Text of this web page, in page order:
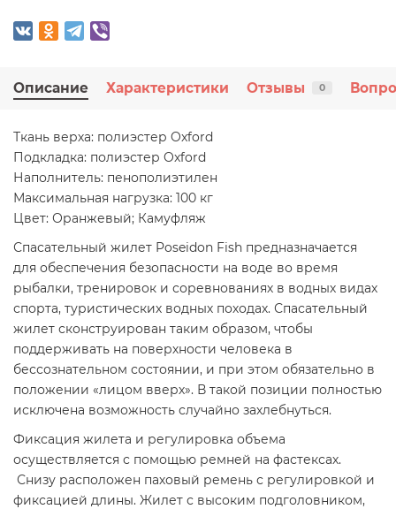
Описание Характеристики Отзывы 0
Ткань верха: полиэстер Oxford
Подкладка: полиэстер Oxford
Наполнитель: пенополиэтилен
Максимальная нагрузка: 100 кг
Цвет: Оранжевый; Камуфляж
Спасательный жилет Poseidon Fish предназначается
для обеспечения безопасности на воде во время
рыбалки, тренировок и соревнованиях в водных видах
спорта, туристических водных походах. Спасательный
жилет сконструирован таким образом, чтобы
поддерживать на поверхности человека в
бессознательном состоянии, и при этом обязательно в
положении «лицом вверх». В такой позиции полностью
исключена возможность случайно захлебнуться.
Фиксация жилета и регулировка объема
осуществляется с помощью ремней на фастексах.
Снизу расположен паховый ремень с регулировкой и
фиксацией длины. Жилет с высоким подголовником,